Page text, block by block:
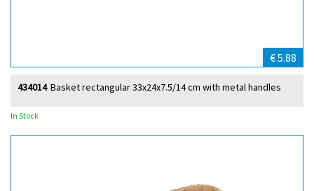
€ 5.88
Basket rectangular 33x24x7.5/14 cm with metal handles
434014
In Stock